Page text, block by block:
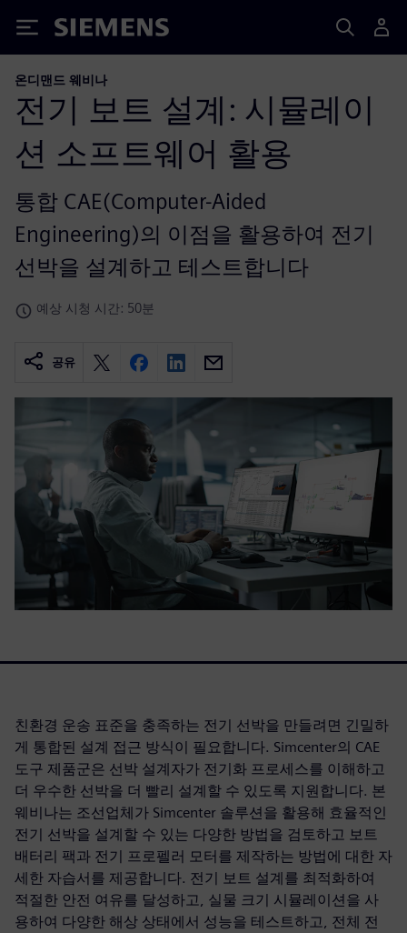
Siemens
온디맨드 웨비나
전기 보트 설계: 시뮬레이
션 소프트웨어 활용
통합 CAE(Computer-Aided
Engineering)의 이점을 활용하여 전기
선박을 설계하고 테스트합니다
예상 시청 시간: 50분
공유
친환경 운송 표준을 충족하는 전기 선박을 만들려면 긴밀하
게 통합된 설계 접근 방식이 필요합니다. Simcenter의 CAE
도구 제품군은 선박 설계자가 전기화 프로세스를 이해하고
더 우수한 선박을 더 빨리 설계할 수 있도록 지원합니다. 본
웨비나는 조선업체가 Simcenter 솔루션을 활용해 효율적인
전기 선박을 설계할 수 있는 다양한 방법을 검토하고 보트
배터리 팩과 전기 프로펠러 모터를 제작하는 방법에 대한 자
세한 자습서를 제공합니다. 전기 보트 설계를 최적화하여
적절한 안전 여유를 달성하고, 실물 크기 시뮬레이션을 사
용하여 다양한 해상 상태에서 성능을 테스트하고, 전체 전